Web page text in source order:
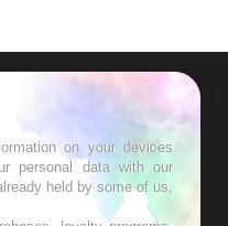
on your devices
personal data with our
held by some of us,